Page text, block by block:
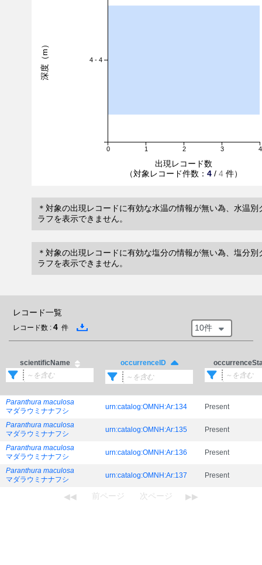
0 1 2 3 4
4 - 4
出現レコード数
（対象レコード件数： 4 / 4 件）
深度（m）
＊対象の出現レコードに有効な水温の情報が無い為、水温別
ラフを表示できません。
＊対象の出現レコードに有効な塩分の情報が無い為、塩分別
ラフを表示できません。
レコード一覧
レコード数 : 4 件 10件
scientificName occurrenceID
Paranthura maculosa
マダラウミナナフシ
urn:catalog:OMNH:Ar:134 Present
Paranthura maculosa
マダラウミナナフシ
urn:catalog:OMNH:Ar:135 Present
Paranthura maculosa
マダラウミナナフシ
urn:catalog:OMNH:Ar:136 Present
Paranthura maculosa
マダラウミナナフシ
urn:catalog:OMNH:Ar:137 Present